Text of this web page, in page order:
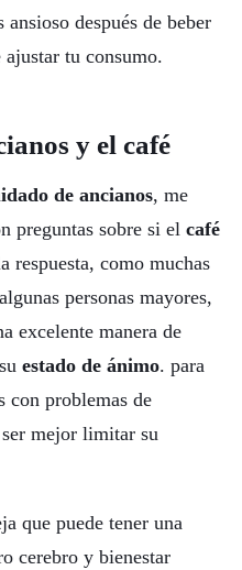
después de beber
ajustar tu consumo.
y el café
de ancianos, me
preguntas sobre si el café
respuesta, como muchas
personas mayores,
excelente manera de
estado de ánimo. para
con problemas de
mejor limitar su
que puede tener una
cerebro y bienestar